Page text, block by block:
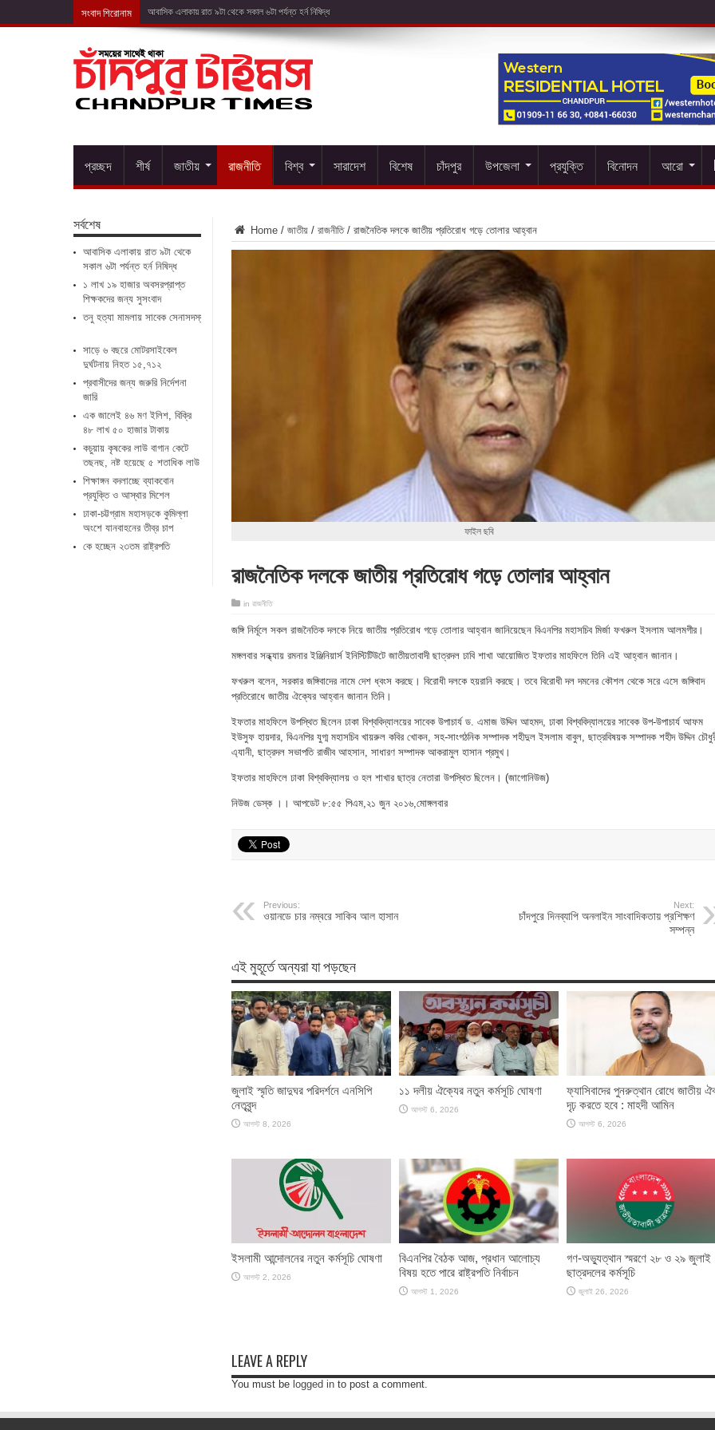
সংবাদ শিরোনাম ১ লাখ ১৯ হ
প্রচ্ছদ শীর্ষ জাতীয় রাজনীতি বিশ্ব সারাদেশ বিশেষ চাঁদপুর উপজেলা প্রযুক্তি বিনোদন আরো
Home / জাতীয় / রাজনীতি / রাজনৈতিক দলকে জাতীয় প্রতিরোধ গড়ে তোলার আহ্বান
ফাইল ছবি
রাজনৈতিক দলকে জাতীয় প্রতিরোধ গড়ে তোলার আহ্বান
in রাজনীতি
জঙ্গি নির্মূলে সকল রাজনৈতিক দলকে নিয়ে জাতীয় প্রতিরোধ গড়ে তোলার আহ্বান জানিয়েছেন বিএনপির মহাসচিব মির্জা ফখরুল ইসলাম আলমগীর।
মঙ্গলবার সন্ধ্যায় রমনার ইঞ্জিনিয়ার্স ইনিস্টিটিউটে জাতীয়তাবাদী ছাত্রদল ঢাবি শাখা আয়োজিত ইফতার মাহফিলে তিনি এই আহ্বান জানান।
ফখরুল বলেন, সরকার জঙ্গিবাদের নামে দেশ ধ্বংস করছে। বিরোধী দলকে হয়রানি করছে। তবে বিরোধী দল দমনের কৌশল থেকে সরে এসে জঙ্গিবাদ
প্রতিরোধে জাতীয় ঐক্যের আহ্বান জানান তিনি।
ইফতার মাহফিলে উপস্থিত ছিলেন ঢাকা বিশ্ববিদ্যালয়ের সাবেক উপাচার্য ড. এমাজ উদ্দিন আহমদ, ঢাকা বিশ্ববিদ্যালয়ের সাবেক উপ-উপাচার্য আফম
ইউসুফ হায়দার, বিএনপির যুগ্ম মহাসচিব খায়রুল কবির খোকন, সহ-সাংগঠনিক সম্পাদক শহীদুল ইসলাম বাবুল, ছাত্রবিষয়ক সম্পাদক শহীদ উদ্দিন
এ্যানী, ছাত্রদল সভাপতি রাজীব আহসান, সাধারণ সম্পাদক আকরামুল হাসান প্রমুখ।
ইফতার মাহফিলে ঢাকা বিশ্ববিদ্যালয় ও হল শাখার ছাত্র নেতারা উপস্থিত ছিলেন। (জাগোনিউজ)
নিউজ ডেস্ক ।। আপডেট ৮:৫৫ পিএম,২১ জুন ২০১৬,মোঙ্গলবার
Previous:
ওয়ানডে চার নম্বরে সাকিব আল হাসান
Next:
চাঁদপুরে দিনব্যাপি অনলাইন সাংবাদিকতায় প্রশিক্ষণ
সম্পন্ন
এই মুহূর্তে অন্যরা যা পড়ছেন
জুলাই স্মৃতি জাদুঘর পরিদর্শনে এনসিপি
নেতৃবৃন্দ
আগস্ট 8, 2026
১১ দলীয় ঐক্যের নতুন কর্মসূচি ঘোষণা
আগস্ট 6, 2026
ফ্যাসিবাদের পুনরুত্থান রোধে জাতীয়
দৃঢ় করতে হবে : মাহদী আমিন
আগস্ট 6, 2026
ইসলামী আন্দোলনের নতুন কর্মসূচি ঘোষণা
আগস্ট 2, 2026
বিএনপির বৈঠক আজ, প্রধান আলোচ্য
বিষয় হতে পারে রাষ্ট্রপতি নির্বাচন
আগস্ট 1, 2026
গণ-অভ্যুত্থান স্মরণে ২৮ ও ২৯ জুলাই
ছাত্রদলের কর্মসূচি
জুলাই 26, 2026
LEAVE A REPLY
You must be logged in to post a comment.
সর্বশেষ
আবাসিক এলাকায় রাত ৯টা থেকে
সকাল ৬টা পর্যন্ত হর্ন নিষিদ্ধ
১ লাখ ১৯ হাজার অবসরপ্রাপ্ত
শিক্ষকদের জন্য সুসংবাদ
তনু হত্যা মামলায় সাবেক সেনাসদস্য ফের গ্রেপ্তার
সাড়ে ৬ বছরে মোটরসাইকেল
দুর্ঘটনায় নিহত ১৫,৭১২
প্রবাসীদের জন্য জরুরি নির্দেশনা
জারি
এক জালেই ৪৬ মণ ইলিশ, বিক্রি
৪৮ লাখ ৫০ হাজার টাকায়
কচুয়ায় কৃষকের লাউ বাগান কেটে
তছনছ, নষ্ট হয়েছে ৫ শতাধিক লাউ
শিক্ষাঙ্গন বদলাচ্ছে ব্যাকবোন
প্রযুক্তি ও আস্থার মিশেল
ঢাকা-চট্টগ্রাম মহাসড়কে কুমিল্লা
অংশে যানবাহনের তীব্র চাপ
কে হচ্ছেন ২৩তম রাষ্ট্রপতি